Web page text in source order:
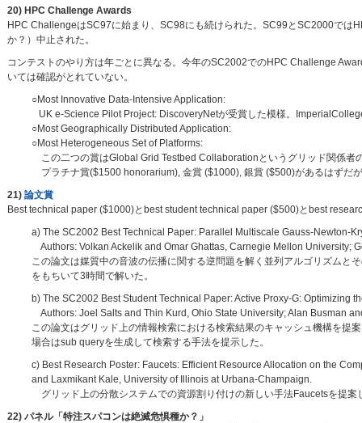
20) HPC Challenge Awards
HPC ChallengeはSC97に始まり、SC98にも続けられた。SC99とSC2000では
か？）中止された。
コンテストのやり方は年ごとに異なる。今年のSC2002でのHPC Challenge
いては確認がとれていない。
○Most Innovative Data-Intensive Application:
UK e-Science Pilot Project: DiscoveryNetが受賞した模様。
○Most Geographically Distributed Application:
○Most Heterogeneous Set of Platforms:
この二つの賞はGlobal Grid Testbed Collaborationというグリッド関係
プラチナ賞($1500 honorarium), 金賞 ($1000), 銀賞 ($500)があるはずだ
21) 論文賞
Best technical paper ($1000)とbest student technical paper ($500)とbest
a) The SC2002 Best Technical Paper: Parallel Multiscale Gauss-Newton-
Authors: Volkan Ackelik and Omar Ghattas, Carnegie Mellon University;
この論文は媒質中の音波の伝播に関する逆問題を解く並列アルゴリズム
をもちいて3時間で解いた。
b) The SC2002 Best Student Technical Paper: Active Proxy-G: Optimizing
Authors: Joel Salts and Thin Kurd, Ohio State University; Alan Busman
この論文はグリッド上の情報検索における検索結果のキャッシュ機構を提
場合はsub queryを生成して検索する手法を提示した。
c) Best Research Poster: Faucets: Efficient Resource Allocation on the
and Laxmikant Kale, University of Illinois at Urbana-Champaign.
グリッド上の分散システムでの資源割り付けの新しい手法Faucetsを提案
22) パネル「特注スパコンは絶滅危惧種か？」